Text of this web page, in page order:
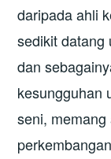
daripada ahli
sedikit datang
dan
kesungguhan
seni,